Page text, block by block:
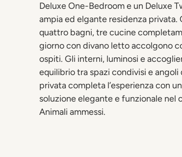
Deluxe One-Bedroom e un Deluxe
ampia ed elgante residenza
quattro bagni, tre cucine
giorno con divano letto accolgono
ospiti. Gli interni, luminosi e
equilibrio tra spazi condivisi e angoli
privata completa l’esperienza con
soluzione elegante e funzionale nel
Animali ammessi.